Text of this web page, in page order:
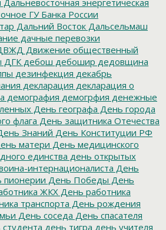
ГУ Банка России
Дальний Восток Дальсельмаш
дачные перевозки
Движение общественный
ДГК дебош дебошир дедовщина
дезинфекция декабрь
декларация декларация о
демография демогрфия денежные
День географа День города
флага День защитника Отечества
Знаний День Конституции РФ
матери День медицинского
единства день открытых
интернационалиста День
пионерии День Победы День
ЖКХ День работника
транспорта День рождения
День соседа День спасателя
день тигра день учителя